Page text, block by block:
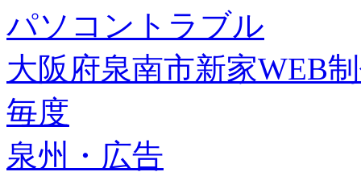
パソコントラブル
大阪府泉南市新家WEB
毎度
泉州・広告